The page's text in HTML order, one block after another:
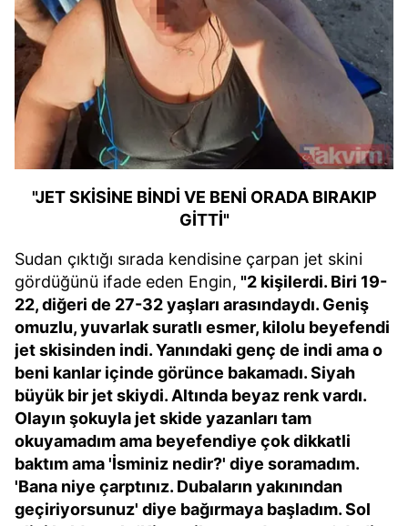
"JET SKİSİNE BİNDİ VE BENİ ORADA BIRAKIP
GİTTİ"
Sudan çıktığı sırada kendisine çarpan jet skini
gördüğünü ifade eden Engin, "2 kişilerdi. Biri 19-
22, diğeri de 27-32 yaşları arasındaydı. Geniş
omuzlu, yuvarlak suratlı esmer, kilolu beyefendi
jet skisinden indi. Yanındaki genç de indi ama o
beni kanlar içinde görünce bakamadı. Siyah
büyük bir jet skiydi. Altında beyaz renk vardı.
Olayın şokuyla jet skide yazanları tam
okuyamadım ama beyefendiye çok dikkatli
baktım ama 'İsminiz nedir?' diye soramadım.
'Bana niye çarptınız. Dubaların yakınından
geçiriyorsunuz' diye bağırmaya başladım. Sol